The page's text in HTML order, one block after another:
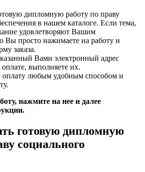
дипломную работу по праву
в нашем каталоге. Если тема,
удовлетворяют Вашим
Вы просто нажимаете на работу и
заказа.
Вами электронный адрес
выполняете их.
оплату любым удобным способом и
нажмите на нее и далее
готовую дипломную
социального